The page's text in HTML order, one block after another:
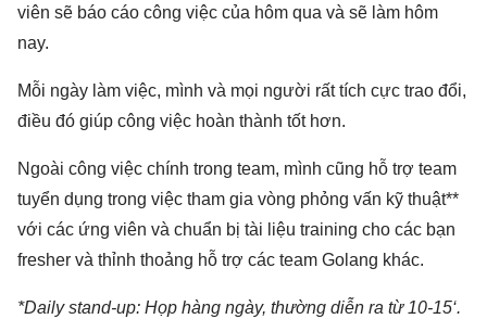
viên sẽ báo cáo công việc của hôm qua và sẽ làm hôm
nay.
Mỗi ngày làm việc, mình và mọi người rất tích cực trao đổi,
điều đó giúp công việc hoàn thành tốt hơn.
Ngoài công việc chính trong team, mình cũng hỗ trợ team
tuyển dụng trong việc tham gia vòng phỏng vấn kỹ thuật**
với các ứng viên và chuẩn bị tài liệu training cho các bạn
fresher và thỉnh thoảng hỗ trợ các team Golang khác.
*Daily stand-up: Họp hàng ngày, thường diễn ra từ 10-15‘.